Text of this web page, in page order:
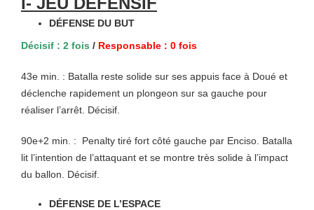
DÉFENSE DU BUT
Décisif : 2 fois / Responsable : 0 fois
43e min. : Batalla reste solide sur ses appuis face à Doué et
déclenche rapidement un plongeon sur sa gauche pour
réaliser l’arrêt. Décisif.
90e+2 min. :
Penalty tiré fort côté gauche par Enciso. Batalla
lit l’intention de l’attaquant et se montre très solide à l’impact
du ballon. Décisif.
DÉFENSE DE L’ESPACE